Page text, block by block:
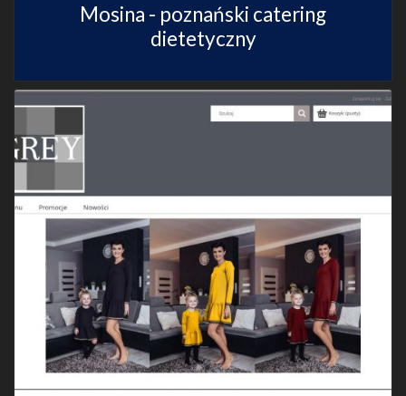
Mosina - poznański catering
dietetyczny